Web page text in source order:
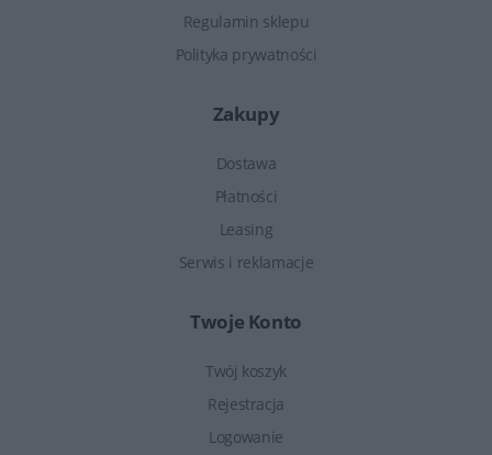
Regulamin sklepu
Polityka prywatności
Zakupy
Dostawa
Płatności
Leasing
Serwis i reklamacje
Twoje Konto
Twój koszyk
Rejestracja
Logowanie